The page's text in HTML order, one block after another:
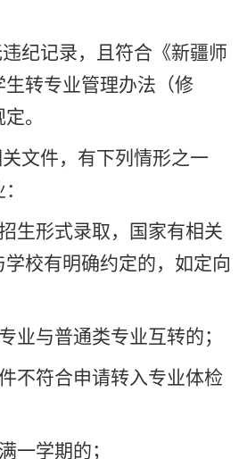
纪记录，且符合《新疆师
转专业管理办法（修
。
文件， 有下列情形之一
生形式录取，国家有相关
校有明确约定的，如定向
业与普通类专业互转的；
不符合申请转入专业体检
一学期的；